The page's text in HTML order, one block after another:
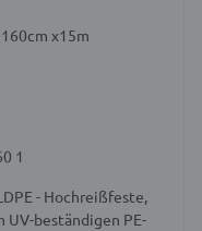
x15m
1
- Hochreißfeste,
beständigen PE-